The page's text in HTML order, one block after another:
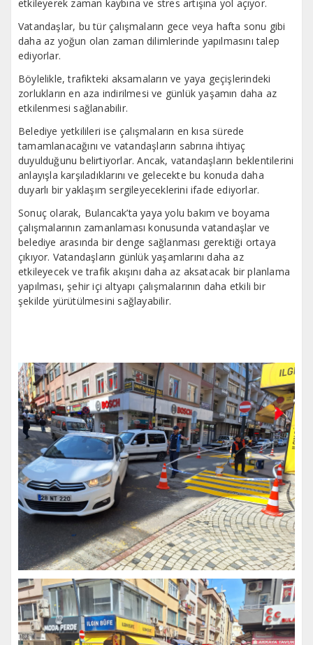
etkileyerek zaman kaybına ve stres artışına yol açıyor.
Vatandaşlar, bu tür çalışmaların gece veya hafta sonu gibi
daha az yoğun olan zaman dilimlerinde yapılmasını talep
ediyorlar.
Böylelikle, trafikteki aksamaların ve yaya geçişlerindeki
zorlukların en aza indirilmesi ve günlük yaşamın daha az
etkilenmesi sağlanabilir.
Belediye yetkilileri ise çalışmaların en kısa sürede
tamamlanacağını ve vatandaşların sabrına ihtiyaç
duyulduğunu belirtiyorlar. Ancak, vatandaşların beklentilerini
anlayışla karşıladıklarını ve gelecekte bu konuda daha
duyarlı bir yaklaşım sergileyeceklerini ifade ediyorlar.
Sonuç olarak, Bulancak’ta yaya yolu bakım ve boyama
çalışmalarının zamanlaması konusunda vatandaşlar ve
belediye arasında bir denge sağlanması gerektiği ortaya
çıkıyor. Vatandaşların günlük yaşamlarını daha az
etkileyecek ve trafik akışını daha az aksatacak bir planlama
yapılması, şehir içi altyapı çalışmalarının daha etkili bir
şekilde yürütülmesini sağlayabilir.